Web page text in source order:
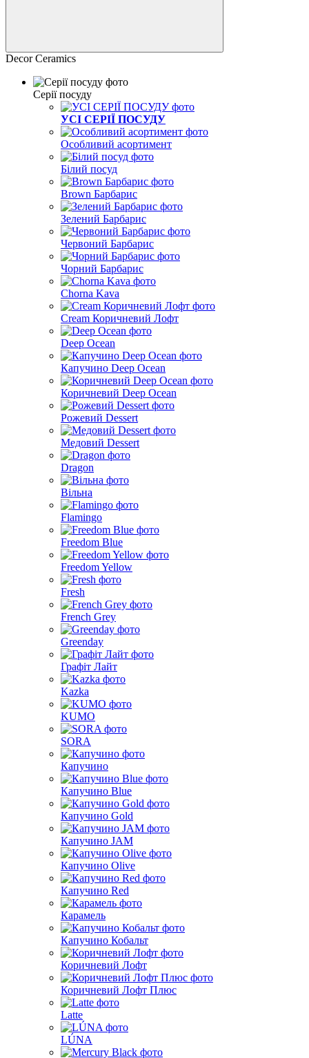
Decor Ceramics
Серії посуду
УСІ СЕРІЇ ПОСУДУ
Особливий асортимент
Білий посуд
Brown Барбарис
Зелений Барбарис
Червоний Барбарис
Чорний Барбарис
Chorna Kava
Cream Коричневий Лофт
Deep Ocean
Капучино Deep Ocean
Коричневий Deep Ocean
Рожевий Dessert
Медовий Dessert
Dragon
Вільна
Flamingo
Freedom Blue
Freedom Yellow
Fresh
French Grey
Greenday
Графіт Лайт
Kazka
KUMO
SORA
Капучино
Капучино Blue
Капучино Gold
Капучино JAM
Капучино Olive
Капучино Red
Карамель
Капучино Кобальт
Коричневий Лофт
Коричневий Лофт Плюс
Latte
LÚNA